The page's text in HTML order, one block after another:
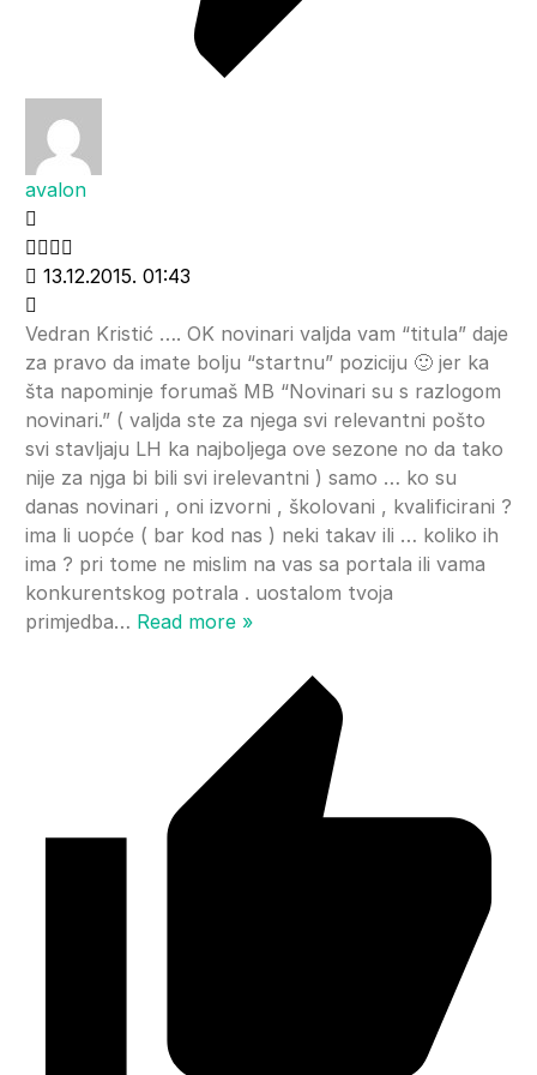
avalon
13.12.2015. 01:43
Vedran Kristić …. OK novinari valjda vam “titula” daje
za pravo da imate bolju “startnu” poziciju 🙂 jer ka
šta napominje forumaš MB “Novinari su s razlogom
novinari.” ( valjda ste za njega svi relevantni pošto
svi stavljaju LH ka najboljega ove sezone no da tako
nije za njga bi bili svi irelevantni ) samo … ko su
danas novinari , oni izvorni , školovani , kvalificirani ?
ima li uopće ( bar kod nas ) neki takav ili … koliko ih
ima ? pri tome ne mislim na vas sa portala ili vama
konkurentskog potrala . uostalom tvoja
primjedba… Read more »